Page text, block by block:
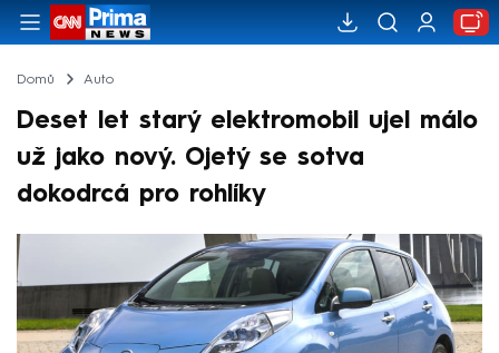
Domů Auto
Deset let starý elektromobil ujel málo
už jako nový. Ojetý se sotva
dokodrcá pro rohlíky